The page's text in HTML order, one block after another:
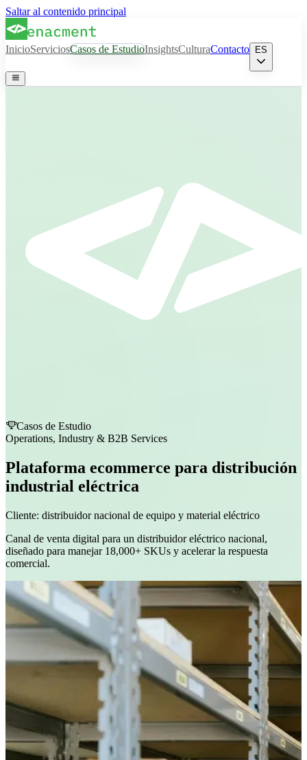
Saltar al contenido principal
InicioServiciosCasos de EstudioInsightsCulturaContacto ES
Casos de Estudio
Operations, Industry & B2B Services
Plataforma ecommerce para distribución
industrial eléctrica
Cliente: distribuidor nacional de equipo y material eléctrico
Canal de venta digital para un distribuidor eléctrico nacional,
diseñado para manejar 18,000+ SKUs y acelerar la respuesta
comercial.